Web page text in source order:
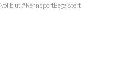
#RennsportBegeistert